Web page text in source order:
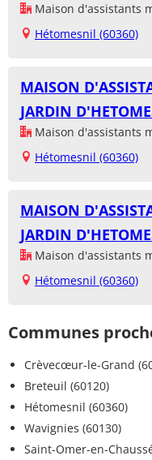
Maison d'assistants
Hétomesnil (60360)
MAISON
JARDIN
Maison d'assistants
Hétomesnil (60360)
MAISON
JARDIN
Maison d'assistants
Hétomesnil (60360)
Communes
Crèvecœur-le-Grand
Breteuil (60120)
Hétomesnil (60360)
Wavignies (60130)
Saint-Omer-en-